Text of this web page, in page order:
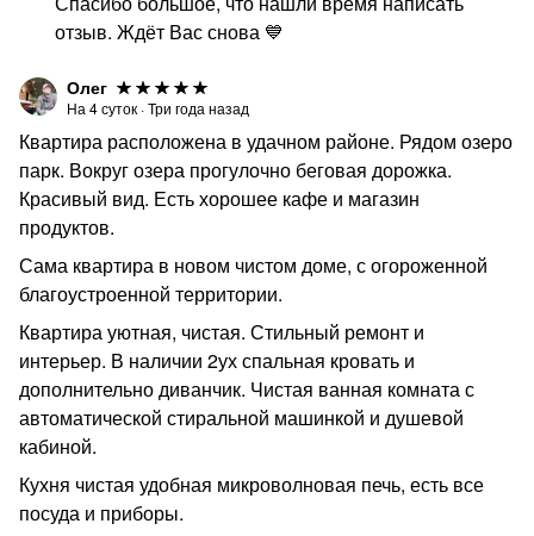
отзыв. Ждёт Вас снова 💙
Олег
На 4суток ·Три года назад
Квартира расположена в удачном районе. Рядом озеро
парк. Вокруг озера прогулочно беговая дорожка.
Красивый вид. Есть хорошее кафе и магазин
продуктов.
Сама квартира в новом чистом доме, с огороженной
благоустроенной территории.
Квартира уютная, чистая. Стильный ремонт и
интерьер. В наличии 2ух спальная кровать и
дополнительно диванчик. Чистая ванная комната с
автоматической стиральной машинкой и душевой
кабиной.
Кухня чистая удобная микроволновая печь, есть все
посуда и приборы.